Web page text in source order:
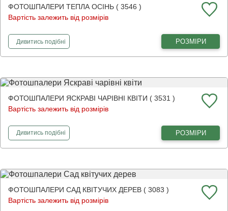
ФОТОШПАЛЕРИ ТЕПЛА ОСІНЬ ( 3546 )
Вартість залежить від розмірів
Дивитисьфотошпалери
подібні РОЗМІРИ
ФОТОШПАЛЕРИ ЯСКРАВІ ЧАРІВНІ КВІТИ ( 3531 )
Вартість залежить від розмірів
Дивитисьфотошпалери
подібні РОЗМІРИ
ФОТОШПАЛЕРИ САД КВІТУЧИХ ДЕРЕВ ( 3083 )
Вартість залежить від розмірів